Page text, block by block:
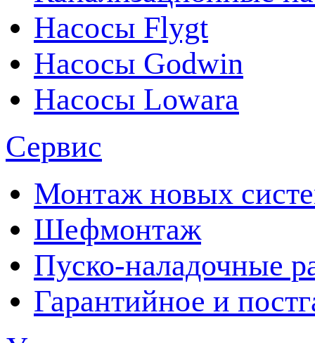
Насосы Flygt
Насосы Godwin
Насосы Lowara
Сервис
Монтаж новых
Шефмонтаж
Пуско-наладочные
Гарантийное и